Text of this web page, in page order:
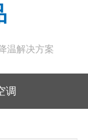
温解决方案
调